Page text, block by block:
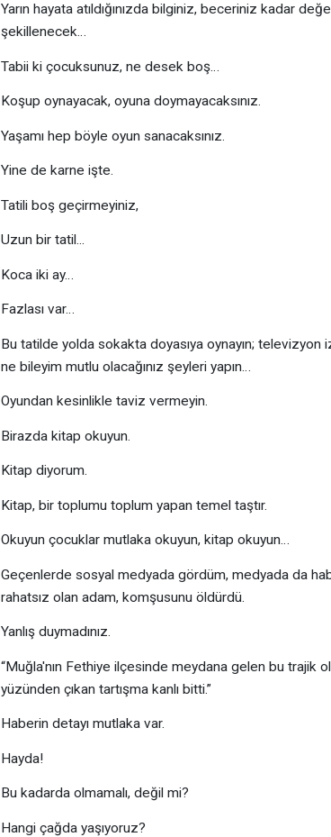
Yarın hayata atıldığınızda bilginiz, beceriniz kadar
şekillenecek…
Tabii ki çocuksunuz, ne desek boş…
Koşup oynayacak, oyuna doymayacaksınız.
Yaşamı hep böyle oyun sanacaksınız.
Yine de karne işte.
Tatili boş geçirmeyiniz,
Uzun bir tatil...
Koca iki ay…
Fazlası var…
Bu tatilde yolda sokakta doyasıya oynayın; televizyon
ne bileyim mutlu olacağınız şeyleri yapın…
Oyundan kesinlikle taviz vermeyin.
Birazda kitap okuyun.
Kitap diyorum.
Kitap, bir toplumu toplum yapan temel taştır.
Okuyun çocuklar mutlaka okuyun, kitap okuyun…
Geçenlerde sosyal medyada gördüm, medyada da
rahatsız olan adam, komşusunu öldürdü.
Yanlış duymadınız.
“Muğla'nın Fethiye ilçesinde meydana gelen bu trajik
yüzünden çıkan tartışma kanlı bitti.”
Haberin detayı mutlaka var.
Hayda!
Bu kadarda olmamalı, değil mi?
Hangi çağda yaşıyoruz?